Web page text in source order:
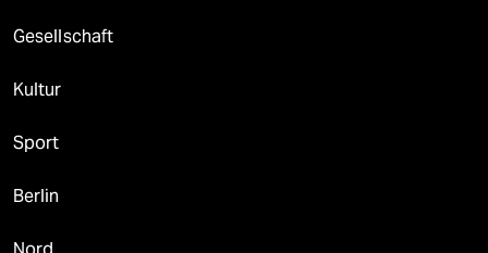
Gesellschaft
Kultur
Sport
Berlin